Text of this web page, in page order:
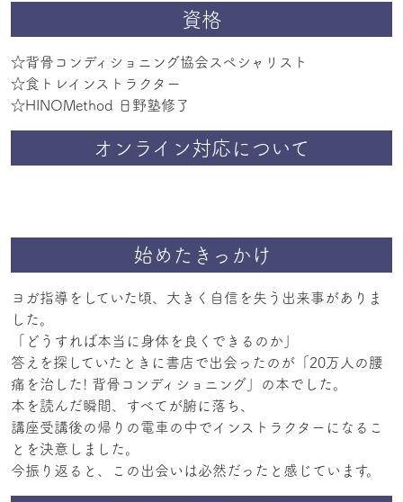
資格
☆背骨コンディショニング協会スペシャリスト
☆食トレインストラクター
☆HINOMethod 日野塾修了
オンライン対応について
始めたきっかけ
ヨガ指導をしていた頃、大きく自信を失う出来事がありま
した。
「どうすれば本当に身体を良くできるのか」
答えを探していたときに書店で出会ったのが「20万人の腰
痛を治した! 背骨コンディショニング」の本でした。
本を読んだ瞬間、すべてが腑に落ち、
講座受講後の帰りの電車の中でインストラクターになるこ
とを決意しました。
今振り返ると、この出会いは必然だったと感じています。